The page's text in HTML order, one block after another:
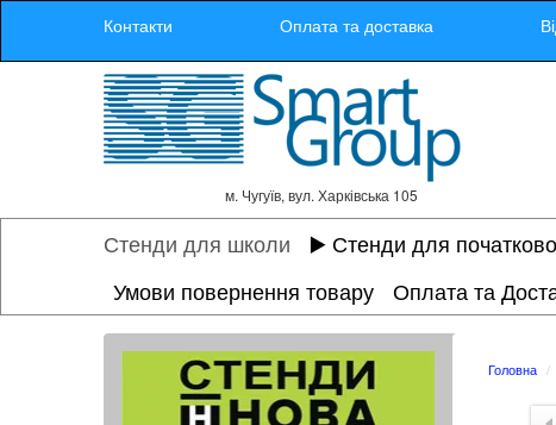
Контакти Оплата та доставка
м. Чугуїв, вул. Харківська 105
Стенди для школи ▶️ Стенди для
Умови повернення товару
Оплата та
Головна